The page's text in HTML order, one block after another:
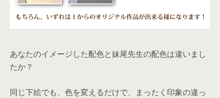
あなたのイメージした配色と妹尾先生の配色は違いまし
たか？
同じ下絵でも、色を変えるだけで、まったく印象の違っ